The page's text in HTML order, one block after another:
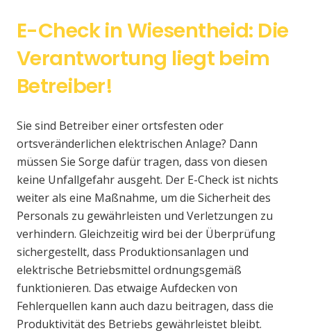
E-Check in Wiesentheid: Die
Verantwortung liegt beim
Betreiber!
Sie sind Betreiber einer ortsfesten oder
ortsveränderlichen elektrischen Anlage? Dann
müssen Sie Sorge dafür tragen, dass von diesen
keine Unfallgefahr ausgeht. Der E-Check ist nichts
weiter als eine Maßnahme, um die Sicherheit des
Personals zu gewährleisten und Verletzungen zu
verhindern. Gleichzeitig wird bei der Überprüfung
sichergestellt, dass Produktionsanlagen und
elektrische Betriebsmittel ordnungsgemäß
funktionieren. Das etwaige Aufdecken von
Fehlerquellen kann auch dazu beitragen, dass die
Produktivität des Betriebs gewährleistet bleibt.